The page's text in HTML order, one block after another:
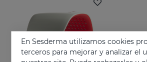
En Sesderma utilizamos cookies
terceros para mejorar y analizar el